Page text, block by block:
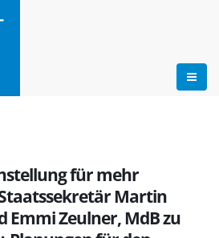
für mehr
Martin
Emmi Zeulner, MdB zu